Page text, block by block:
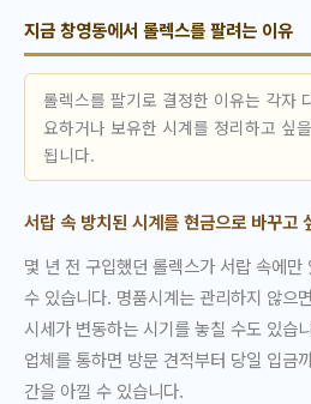
지금 창영동에서 롤렉스를 팔려는 이유
롤렉스를 팔기로 결정한 이유는 각자
요하거나 보유한 시계를 정리하고 싶
됩니다.
서랍 속 방치된 시계를 현금으로 바꾸고
몇 년 전 구입했던 롤렉스가 서랍 속에만
수 있습니다. 명품시계는 관리하지 않으
시세가 변동하는 시기를 놓칠 수도 있습
업체를 통하면 방문 견적부터 당일 입금
간을 아낄 수 있습니다.